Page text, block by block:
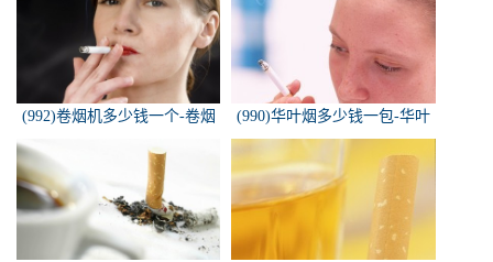
(992)卷烟机多少钱一个-卷烟
(990)华叶烟多少钱一包-华叶
烟价格多少钱一包